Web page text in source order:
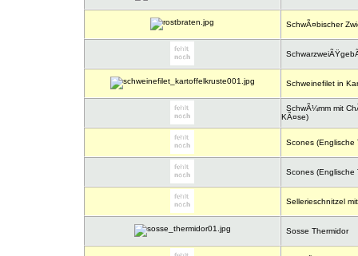
SchwÃ¤bischer
Schweinefilet in
SchwÃ¼mm mit
KÃ¤se)
Scones (Englische
Scones (Englische
Sellerieschnitzel
Sosse Thermidor